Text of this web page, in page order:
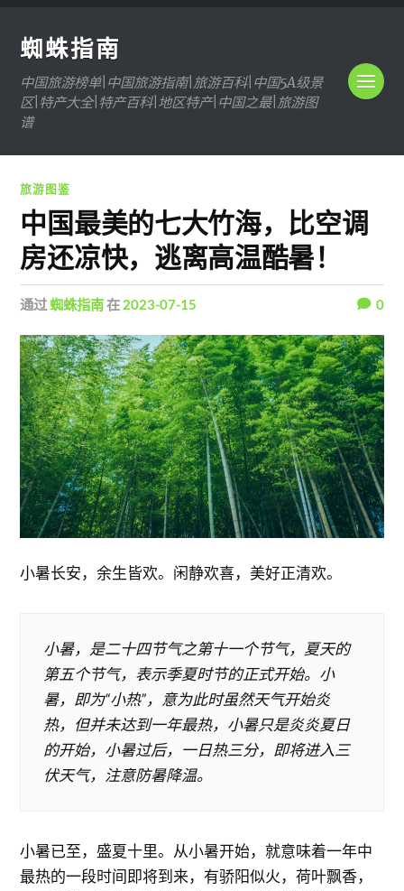
蜘蛛指南
中国旅游榜单|中国旅游指南|旅游百科|中国5A级景
区|特产大全|特产百科|地区特产|中国之最|旅游图
谱
旅游图鉴
中国最美的七大竹海，比空调
房还凉快，逃离高温酷暑！
通过蜘蛛指南在 2023-07-15 0
小暑长安，余生皆欢。闲静欢喜，美好正清欢。
小暑，是二十四节气之第十一个节气，夏天的
第五个节气，表示季夏时节的正式开始。小
暑，即为“小热”，意为此时虽然天气开始炎
热，但并未达到一年最热，小暑只是炎炎夏日
的开始，小暑过后，一日热三分，即将进入三
伏天气，注意防暑降温。
小暑已至，盛夏十里。从小暑开始，就意味着一年中
最热的一段时间即将到来，有骄阳似火，荷叶飘香，